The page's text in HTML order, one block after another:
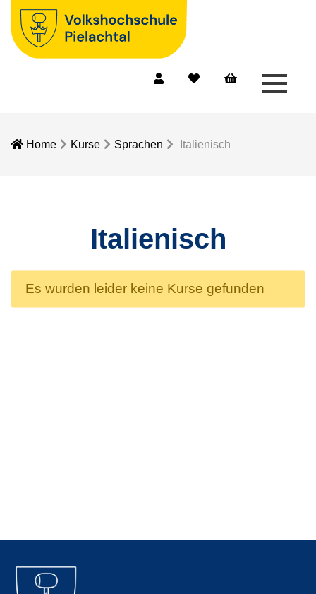
Warenkorb
Menü
Home Kurse Sprachen Italienisch
Italienisch
Es wurden leider keine Kurse gefunden